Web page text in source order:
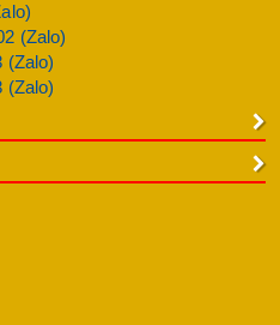
(Zalo)
(Zalo)
(Zalo)